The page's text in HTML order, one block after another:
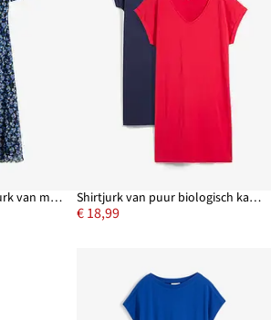
Gedessineerde midi-jurk van mesh Shirtjurk van puur biologisch katoen (set van 2)
€ 18,99